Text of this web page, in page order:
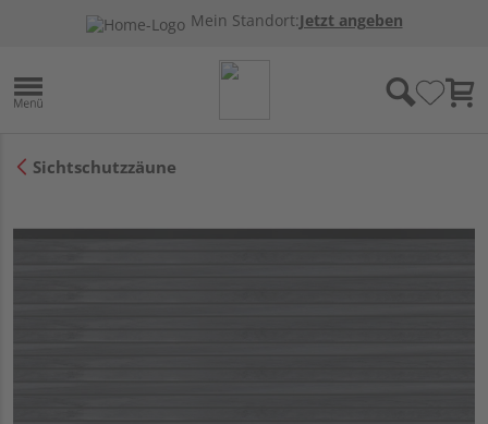
Mein Standort:Jetzt angeben
Sichtschutzzäune